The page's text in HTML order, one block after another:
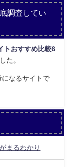
調査してい
トおすすめ比較6
た。
なるサイトで
まるわかり